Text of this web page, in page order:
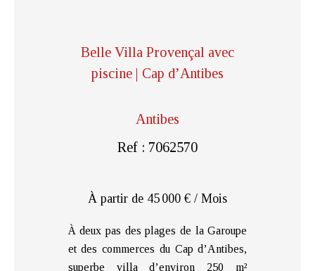
Belle Villa Provençal avec
piscine | Cap d’Antibes
Antibes
Ref : 7062570
À partir de 45 000 € / Mois
À deux pas des plages de la Garoupe
et des commerces du Cap d’Antibes,
superbe villa d’environ 250 m²